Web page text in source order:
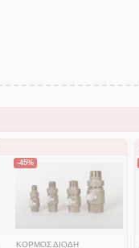
-45%
ΚΟΡΜΟΣ ΔΙΟΔΗ